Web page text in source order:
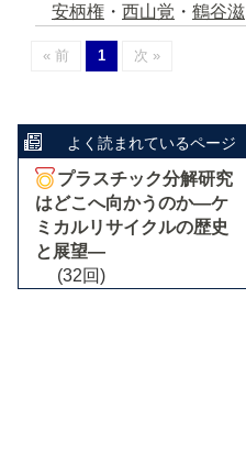
安柄権 ・ 西山覚 ・ 鶴谷滋
« 前 1 次 »
よく読まれているページ
プラスチック分解研究
はどこへ向かうのか―ケ
ミカルリサイクルの歴史
と展望―
(32回)